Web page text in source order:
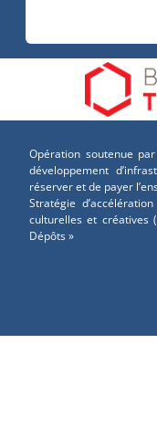
Opération soutenue
développement
réserver et de payer
Stratégie
culturelles et créatives
Dépôts »